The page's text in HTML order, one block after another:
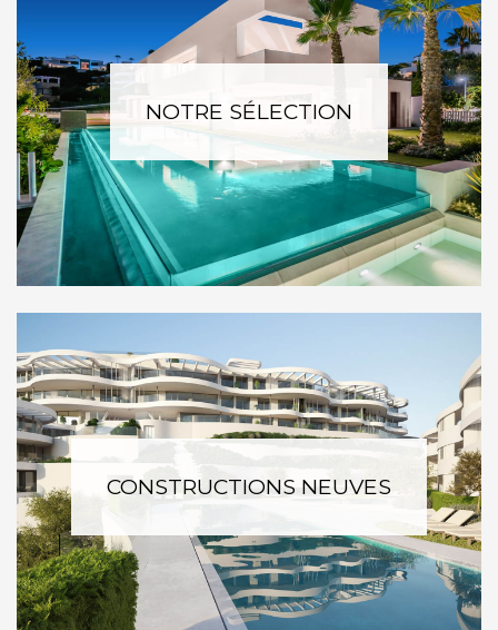
NOTRE SÉLECTION
CONSTRUCTIONS NEUVES